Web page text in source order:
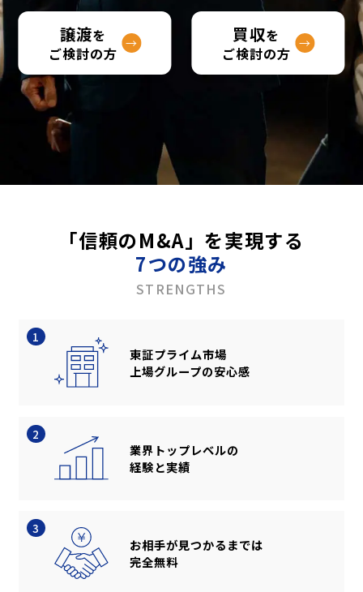
譲渡を
ご検討の方
→ 買収を
ご検討の方
→
「信頼のM&A」を実現する
7つの強み
STRENGTHS
1
東証プライム市場
上場グループの安心感
2
業界トップレベルの
経験と実績
3
お相手が見つかるまでは
完全無料